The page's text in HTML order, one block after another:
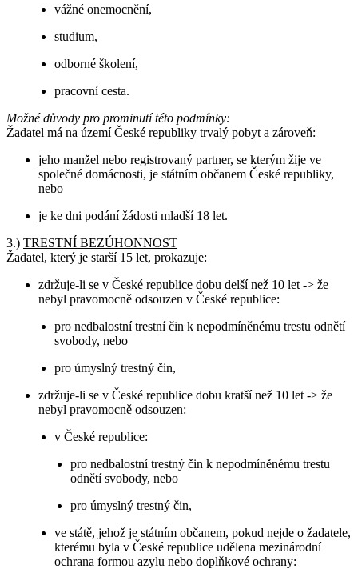
vážné onemocnění,
studium,
odborné školení,
pracovní cesta.
Možné důvody pro prominutí této podmínky:
Žadatel má na území České republiky trvalý pobyt a zároveň:
jeho manžel nebo registrovaný partner, se kterým žije ve
společné domácnosti, je státním občanem České republiky,
nebo
je ke dni podání žádosti mladší 18 let.
3.) TRESTNÍ BEZÚHONNOST
Žadatel, který je starší 15 let, prokazuje:
zdržuje-li se v České republice dobu delší než 10 let -> že
nebyl pravomocně odsouzen v České republice:
pro nedbalostní trestní čin k nepodmíněnému trestu odnětí
svobody, nebo
pro úmyslný trestný čin,
zdržuje-li se v České republice dobu kratší než 10 let -> že
nebyl pravomocně odsouzen:
v České republice:
pro nedbalostní trestný čin k nepodmíněnému trestu
odnětí svobody, nebo
pro úmyslný trestný čin,
ve státě, jehož je státním občanem, pokud nejde o žadatele,
kterému byla v České republice udělena mezinárodní
ochrana formou azylu nebo doplňkové ochrany: